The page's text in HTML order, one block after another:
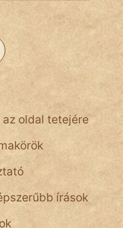
az oldal tetejére
írások